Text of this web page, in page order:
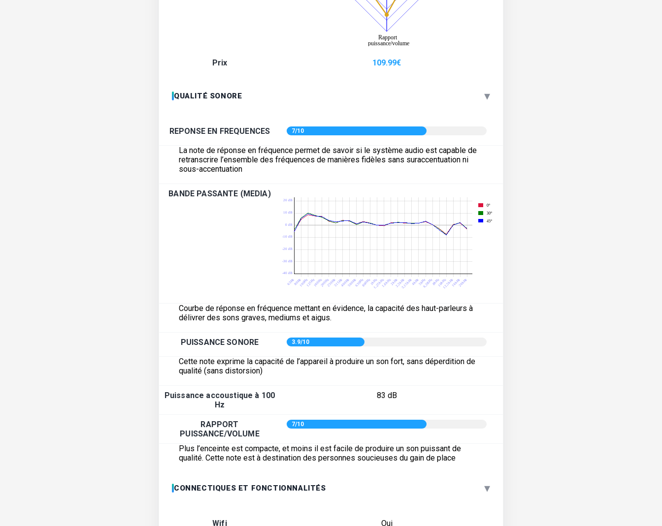
Prix 109.99€
QUALITÉ SONORE ▾
REPONSE EN FREQUENCES 7/10
La note de réponse en fréquence permet de savoir si le système audio est capable de
retranscrire l’ensemble des fréquences de manières fidèles sans suraccentuation ni
sous-accentuation
BANDE PASSANTE (MEDIA)
Courbe de réponse en fréquence mettant en évidence, la capacité des haut-parleurs à
délivrer des sons graves, mediums et aigus.
PUISSANCE SONORE 3.9/10
Cette note exprime la capacité de l’appareil à produire un son fort, sans déperdition de
qualité (sans distorsion)
Puissance accoustique à 100
Hz
83 dB
RAPPORT
PUISSANCE/VOLUME
7/10
Plus l’enceinte est compacte, et moins il est facile de produire un son puissant de
qualité. Cette note est à destination des personnes soucieuses du gain de place
CONNECTIQUES ET FONCTIONNALITÉS ▾
Wifi Oui